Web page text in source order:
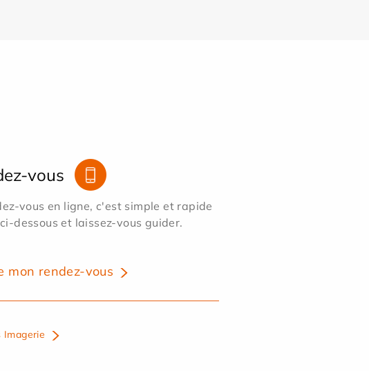
vous
vous en ligne, c'est simple et rapide
dessous et laissez-vous guider.
mon rendez-vous
Imagerie